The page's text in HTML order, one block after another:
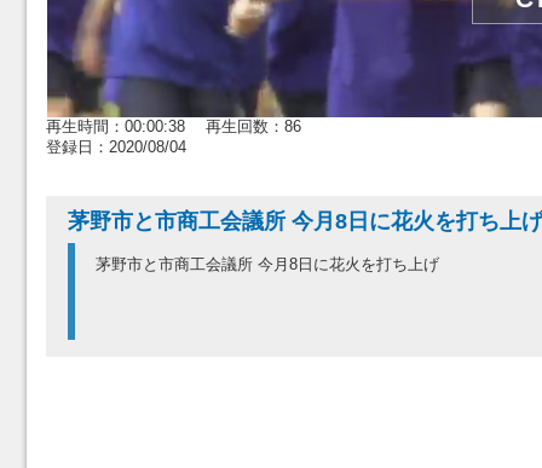
再生時間：00:00:38 再生回数：86
登録日：2020/08/04
茅野市と市商工会議所 今月8日に花火を打ち上げ
茅野市と市商工会議所 今月8日に花火を打ち上げ